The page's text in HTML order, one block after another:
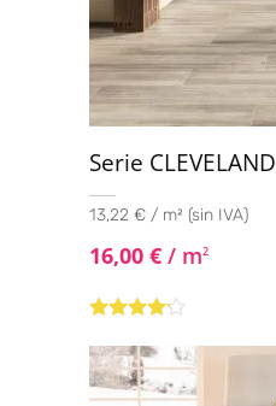
Serie CLEVELAND
13,22 € / m² (sin IVA)
16,00 € / m2
con4.00
de 5